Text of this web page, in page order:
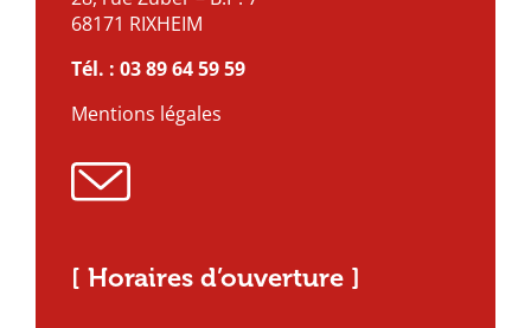
68171 RIXHEIM
Tél. : 03 89 64 59 59
Mentions légales
[ Horaires d’ouverture ]